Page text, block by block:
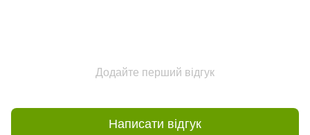
Додайте перший відгук
Написати відгук